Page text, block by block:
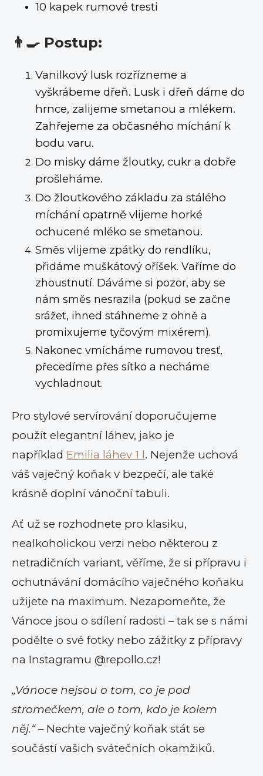
10 kapek rumové tresti
👨‍🍳 Postup:
Vanilkový lusk rozřízneme a
vyškrábeme dřeň. Lusk i dřeň dáme do
hrnce, zalijeme smetanou a mlékem.
Zahřejeme za občasného míchání k
bodu varu.
Do misky dáme žloutky, cukr a dobře
prošleháme.
Do žloutkového základu za stálého
míchání opatrně vlijeme horké
ochucené mléko se smetanou.
Směs vlijeme zpátky do rendlíku,
přidáme muškátový oříšek. Vaříme do
zhoustnutí. Dáváme si pozor, aby se
nám směs nesrazila (pokud se začne
srážet, ihned stáhneme z ohně a
promixujeme tyčovým mixérem).
Nakonec vmícháme rumovou tresť,
přecedíme přes sítko a necháme
vychladnout.
Pro stylové servírování doporučujeme
použít elegantní láhev, jako je
například Emilia láhev 1 l. Nejenže uchová
váš vaječný koňak v bezpečí, ale také
krásně doplní vánoční tabuli.
Ať už se rozhodnete pro klasiku,
nealkoholickou verzi nebo některou z
netradičních variant, věříme, že si přípravu i
ochutnávání domácího vaječného koňaku
užijete na maximum. Nezapomeňte, že
Vánoce jsou o sdílení radosti – tak se s námi
podělte o své fotky nebo zážitky z přípravy
na Instagramu @repollo.cz!
„Vánoce nejsou o tom, co je pod
stromečkem, ale o tom, kdo je kolem
něj.“ – Nechte vaječný koňak stát se
součástí vašich svátečních okamžiků.